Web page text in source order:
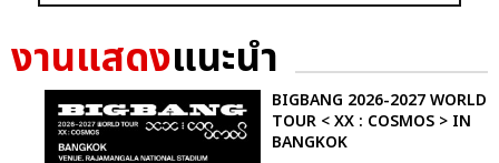
งานแสดงแนะนำ
BIGBANG 2026-2027 WORLD
TOUR < XX : COSMOS > IN
BANGKOK